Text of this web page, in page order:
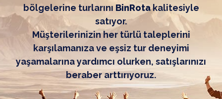
bölgelerine turlarını BinRotakalitesiyle
satıyor.
Müşterilerinizin her türlü taleplerini
karşılamanıza ve eşsiz tur deneyimi
yaşamalarına yardımcı olurken, satışlarınızı
beraber arttırıyoruz.